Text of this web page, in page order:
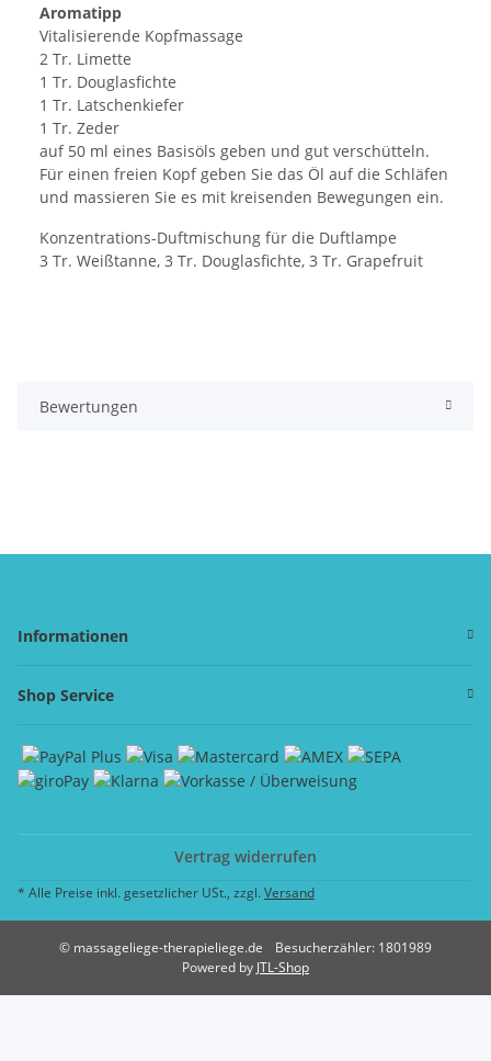
Aromatipp
Vitalisierende Kopfmassage
2 Tr. Limette
1 Tr. Douglasfichte
1 Tr. Latschenkiefer
1 Tr. Zeder
auf 50 ml eines Basisöls geben und gut verschütteln.
Für einen freien Kopf geben Sie das Öl auf die Schläfen
und massieren Sie es mit kreisenden Bewegungen ein.
Konzentrations-Duftmischung für die Duftlampe
3 Tr. Weißtanne, 3 Tr. Douglasfichte, 3 Tr. Grapefruit
Bewertungen
Informationen
Shop Service
Vertrag widerrufen
* Alle Preise inkl. gesetzlicher USt., zzgl.Versand
© massageliege-therapieliege.de
Besucherzähler: 1801989
Powered by JTL-Shop